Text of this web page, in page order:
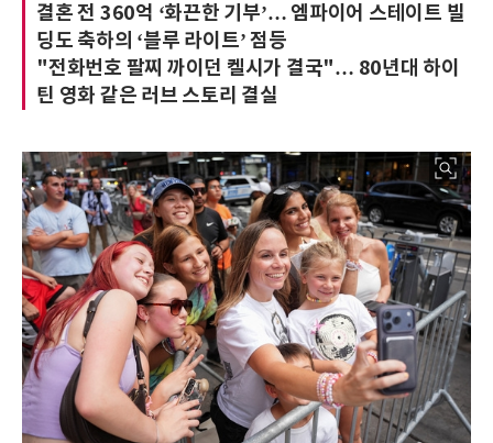
결혼 전 360억 ‘화끈한 기부’… 엠파이어 스테이트 빌
딩도 축하의 ‘블루 라이트’ 점등
"전화번호 팔찌 까이던 켈시가 결국"… 80년대 하이
틴 영화 같은 러브 스토리 결실